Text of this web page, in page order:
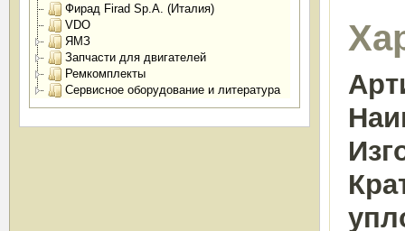
Фирад Firad Sp.A. (Италия)
VDO
ЯМЗ
Запчасти для двигателей
Ремкомплекты
Сервисное оборудование и литература